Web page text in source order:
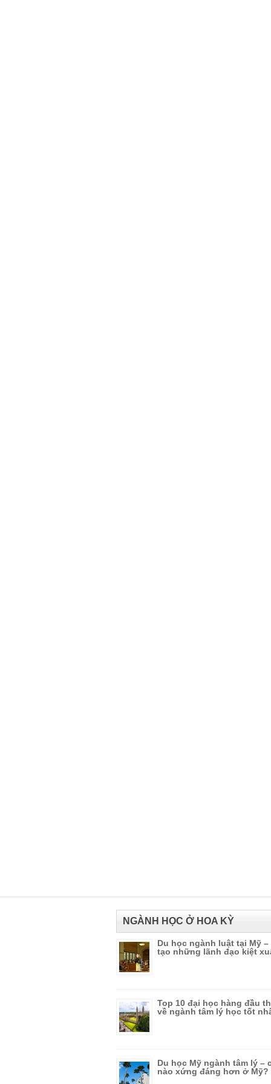
NGÀNH HỌC Ở HOA KỲ
Du học ngành luật tại Mỹ
tạo những lãnh đạo kiệt
Top 10 đại học hàng đầu
về ngành tâm lý học tốt
Du học Mỹ ngành tâm lý –
nào xứng đáng hơn ở Mỹ?